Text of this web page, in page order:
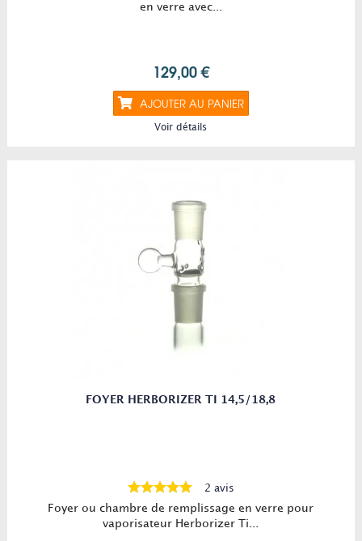
en verre avec...
129,00 €
AJOUTER AU PANIER
Voir détails
FOYER HERBORIZER TI 14,5/18,8
2 avis
Foyer ou chambre de remplissage en verre pour
vaporisateur Herborizer Ti...